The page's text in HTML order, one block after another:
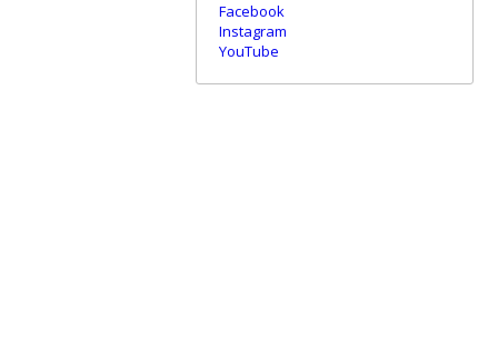
Facebook
Instagram
YouTube